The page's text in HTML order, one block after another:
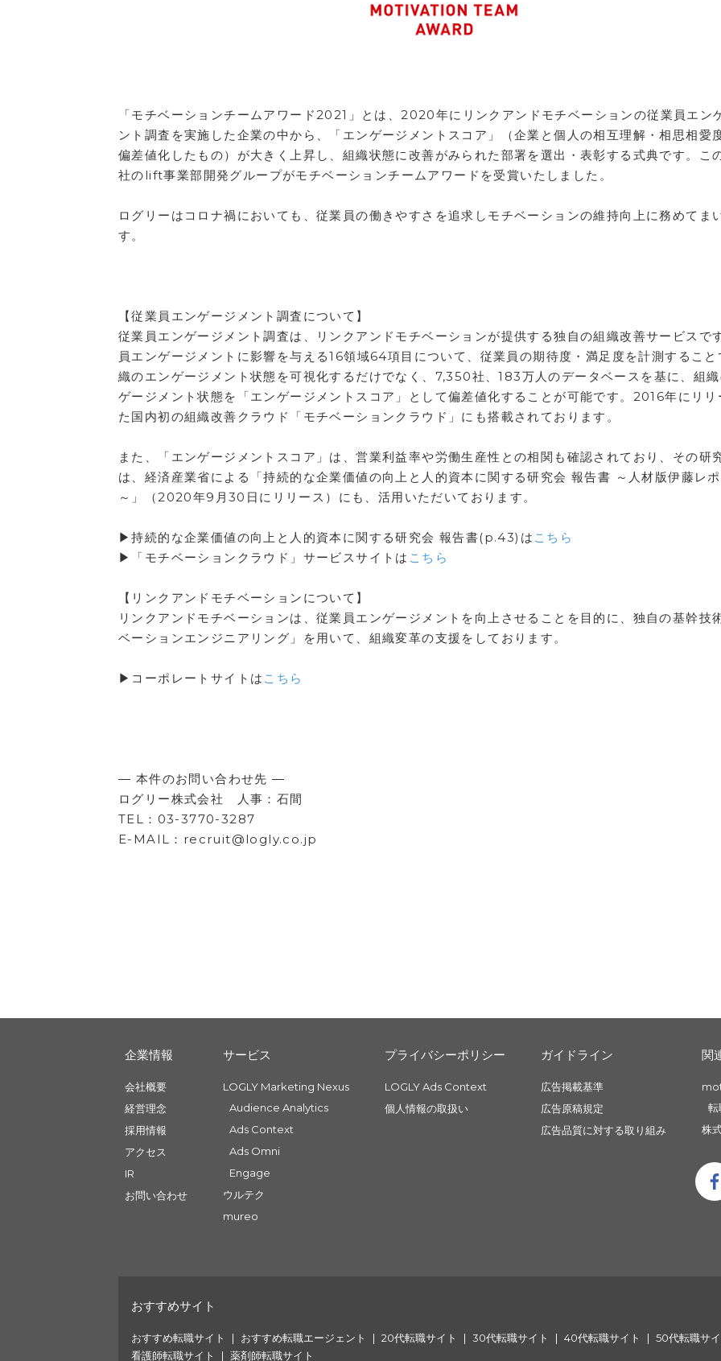
「モチベーションチームアワード2021」とは、2020年にリンクアンドモチベーションの従業員エン
ント調査を実施した企業の中から、「エンゲージメントスコア」（企業と個人の相互理解・相思相愛
偏差値化したもの）が大きく上昇し、組織状態に改善がみられた部署を選出・表彰する式典です。こ
社のlift事業部開発グループがモチベーションチームアワードを受賞いたしました。
ログリーはコロナ禍においても、従業員の働きやすさを追求しモチベーションの維持向上に務めてま
す。
【従業員エンゲージメント調査について】
従業員エンゲージメント調査は、リンクアンドモチベーションが提供する独自の組織改善サービスで
員エンゲージメントに影響を与える16領域64項目について、従業員の期待度・満足度を計測すること
織のエンゲージメント状態を可視化するだけでなく、7,350社、183万人のデータベースを基に、組織
ゲージメント状態を「エンゲージメントスコア」として偏差値化することが可能です。2016年にリリ
た国内初の組織改善クラウド「モチベーションクラウド」にも搭載されております。
また、「エンゲージメントスコア」は、営業利益率や労働生産性との相関も確認されており、その研
は、経済産業省による「持続的な企業価値の向上と人的資本に関する研究会 報告書 ～人材版伊藤レポ
～」（2020年9月30日にリリース）にも、活用いただいております。
▶持続的な企業価値の向上と人的資本に関する研究会 報告書(p.43)は こちら
▶「モチベーションクラウド」サービスサイトは こちら
【リンクアンドモチベーションについて】
リンクアンドモチベーションは、従業員エンゲージメントを向上させることを目的に、独自の基幹技
ベーションエンジニアリング」を用いて、組織変革の支援をしております。
▶コーポレートサイトは こちら
― 本件のお問い合わせ先 ―
ログリー株式会社 人事：石間
TEL：03-3770-3287
E-MAIL：recruit@logly.co.jp
企業情報
会社概要
経営理念
採用情報
アクセス
IR
お問い合わせ
サービス
LOGLY Marketing Nexus
Audience Analytics
Ads Context
Ads Omni
Engage
ウルテク
mureo
プライバシーポリシー
LOGLY Ads Context
個人情報の取扱い
ガイドライン
広告掲載基準
広告原稿規定
広告品質に対する取り組み
関
転
株
おすすめサイト
おすすめ転職サイト おすすめ転職エージェント 20代転職サイト 30代転職サイト 40代転職サイト 50代転職サイ
看護師転職サイト
薬剤師転職サイト